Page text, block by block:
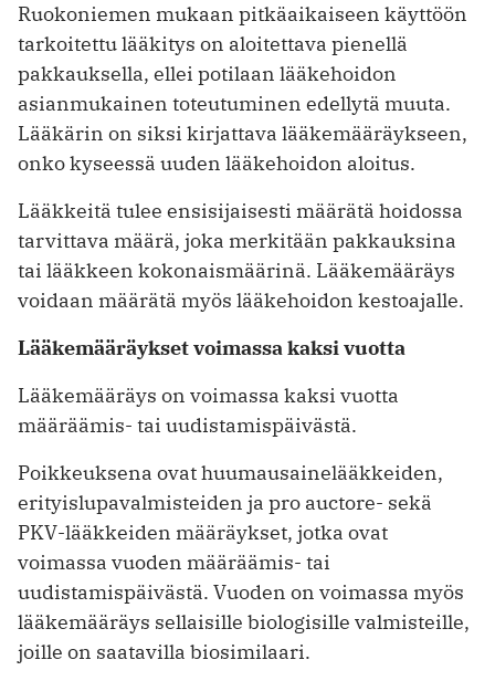
Ruokoniemen mukaan pitkäaikaiseen käyttöön
tarkoitettu lääkitys on aloitet­tava pienellä
pakkauksella, ellei potilaan lääkehoidon
asianmukainen toteutu­minen edellytä muuta.
Lääkärin on siksi kirjattava lääkemääräykseen,
onko ­kyseessä uuden lääkehoidon aloitus.
Lääkkeitä tulee ensisijaisesti määrätä hoidossa
tarvittava määrä, joka merkitään pakkauksina
tai lääkkeen kokonaismäärinä. Lääkemääräys
voidaan määrätä myös lääkehoidon kestoajalle.
Lääkemääräykset voimassa kaksi vuotta
Lääkemääräys on voimassa kaksi vuotta
määräämis- tai uudistamispäivästä.
Poikkeuksena ovat huumausaine­lääkkeiden,
erityislupavalmisteiden ja pro auctore- sekä
PKV-lääkkeiden määräykset, jotka ovat
voimassa vuoden määräämis- tai
uudistamispäivästä. Vuoden on voimassa myös
lääkemääräys sellaisille biologisille valmisteille,
joille on saatavilla biosimilaari.